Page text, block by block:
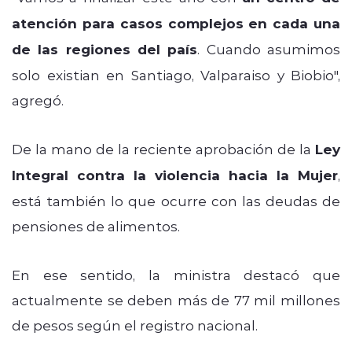
atención para casos complejos en cada una
de las regiones del país. Cuando asumimos
solo existian en Santiago, Valparaiso y Biobio",
agregó.
De la mano de la reciente aprobación de la Ley
Integral contra la violencia hacia la Mujer,
está también lo que ocurre con las deudas de
pensiones de alimentos.
En ese sentido, la ministra destacó que
actualmente se deben más de 77 mil millones
de pesos según el registro nacional.